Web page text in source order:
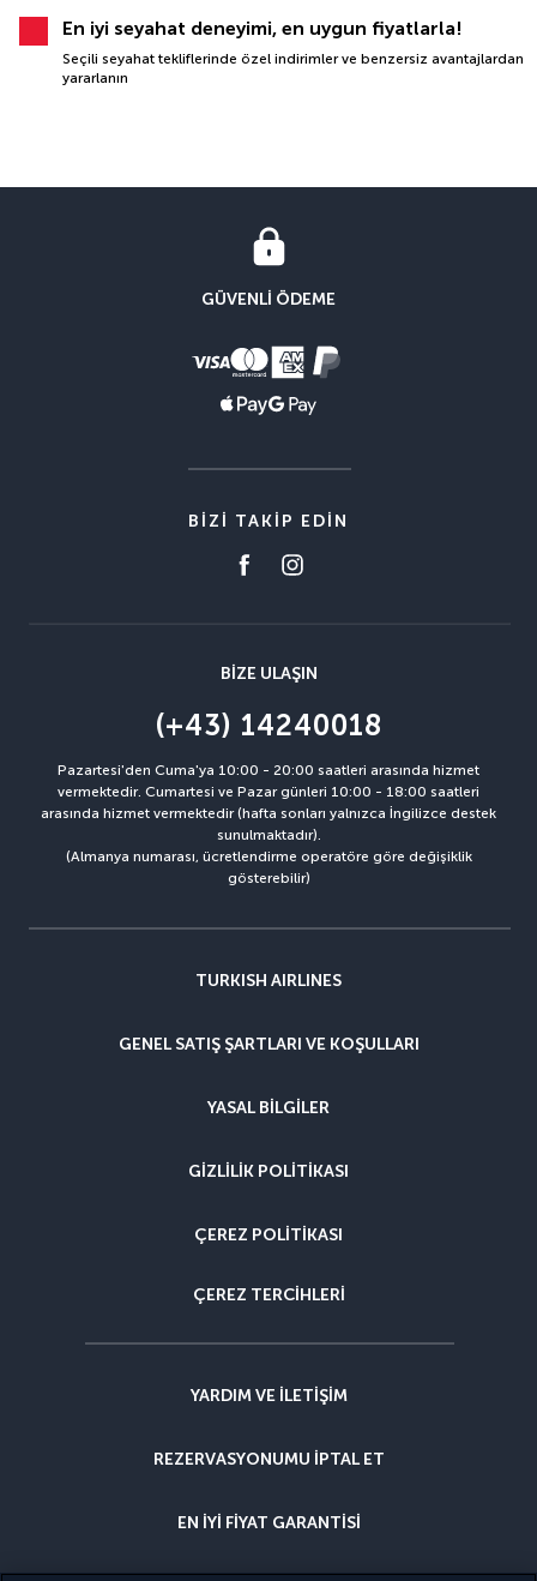
En iyi seyahat deneyimi, en uygun fiyatlarla!
Seçili seyahat tekliflerinde özel indirimler ve benzersiz avantajlardan
yararlanın
GÜVENLI ÖDEME
BIZI TAKIP EDIN
BIZE ULAŞIN
(+43) 14240018
Pazartesi'den Cuma'ya 10:00 - 20:00 saatleri arasında hizmet
vermektedir. Cumartesi ve Pazar günleri 10:00 - 18:00 saatleri
arasında hizmet vermektedir (hafta sonları yalnızca İngilizce destek
sunulmaktadır).
(Almanya numarası, ücretlendirme operatöre göre değişiklik
gösterebilir)
TURKISH AIRLINES
GENEL SATIŞ ŞARTLARI VE KOŞULLARI
YASAL BILGILER
GIZLILIK POLITIKASI
ÇEREZ POLITIKASI
ÇEREZ TERCIHLERI
YARDIM VE ILETIŞIM
REZERVASYONUMU IPTAL ET
EN IYI FIYAT GARANTISI